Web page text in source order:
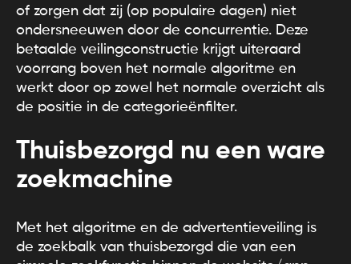
of zorgen dat zij (op populaire dagen) niet
ondersneeuwen door de concurrentie. Deze
betaalde veilingconstructie krijgt uiteraard
voorrang boven het normale algoritme en
werkt door op zowel het normale overzicht als
de positie in de categorieënfilter.
Thuisbezorgd nu een ware
zoekmachine
Met het algoritme en de advertentieveiling is
de zoekbalk van thuisbezorgd die van een